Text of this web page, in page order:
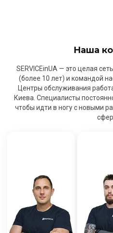
Наша
SERVICEinUA — это целая
(более 10 лет) и командой
Центры обслуживания
Киева. Специалисты
чтобы идти в ногу с новыми